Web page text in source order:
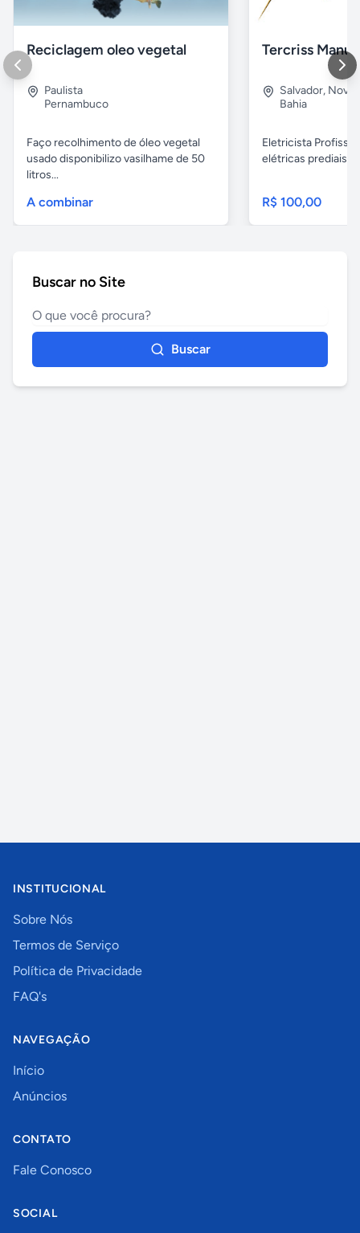
Reciclagem oleo vegetal
Paulista
Pernambuco
Faço recolhimento de óleo vegetal
usado disponibilizo vasilhame de 50
litros...
A combinar
Salvador, Nova
Bahia
Eletricista
elétricas prediais e
R$ 100,00
Buscar no Site
Buscar
INSTITUCIONAL
Sobre Nós
Termos de Serviço
Política de Privacidade
FAQ's
NAVEGAÇÃO
Início
Anúncios
CONTATO
Fale Conosco
SOCIAL